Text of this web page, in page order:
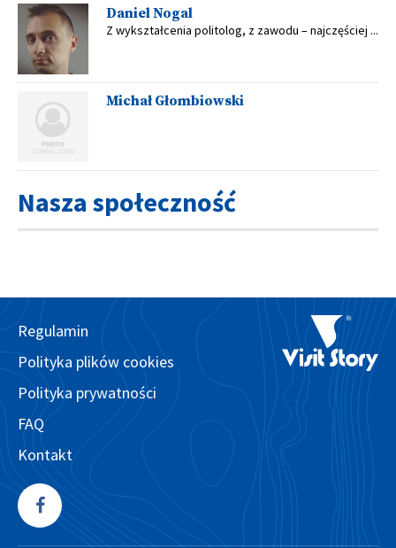
Daniel Nogal
Z wykształcenia politolog, z zawodu – najczęściej ...
Michał Głombiowski
Nasza społeczność
Regulamin
Polityka plików cookies
Polityka prywatności
FAQ
Kontakt